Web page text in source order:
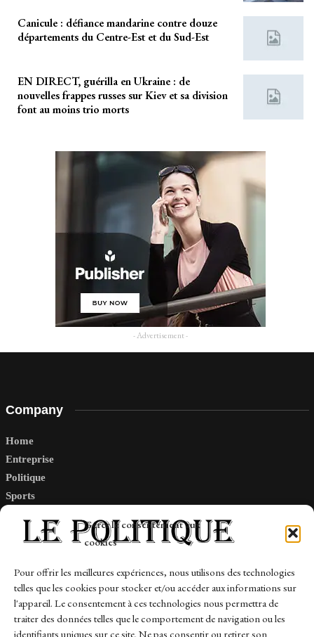
Gérer le consentement aux
cookies
Pour offrir les meilleures expériences, nous utilisons des technologies
telles que les cookies pour stocker et/ou accéder aux informations sur
l'appareil. Le consentement à ces technologies nous permettra de
traiter des données telles que le comportement de navigation ou les
identifiants uniques sur ce site. Ne pas consentir ou retirer son
Canicule : défiance mandarine contre douze
départements du Centre-Est et du Sud-Est
EN DIRECT, guérilla en Ukraine : de
nouvelles frappes russes sur Kiev et sa division
font au moins trio morts
- Advertisement -
Company
Home
Entreprise
Politique
Sports
Links
Contact